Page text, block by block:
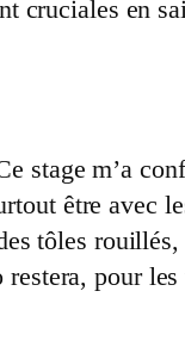
cruciales en
stage m’a
être avec
tôles
pour